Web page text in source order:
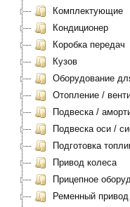
Комплектующие
Кондиционер
Коробка передач
Кузов
Оборудование
Отопление /
Подвеска /
Подвеска оси /
Подготовка
Привод колеса
Прицепное
Ременный привод